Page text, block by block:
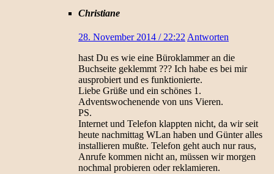
Christiane
28. November 2014 / 22:22 Antworten
hast Du es wie eine Büroklammer an die
Buchseite geklemmt ??? Ich habe es bei mir
ausprobiert und es funktionierte.
Liebe Grüße und ein schönes 1.
Adventswochenende von uns Vieren.
PS.
Internet und Telefon klappten nicht, da wir seit
heute nachmittag WLan haben und Günter alles
installieren mußte. Telefon geht auch nur raus,
Anrufe kommen nicht an, müssen wir morgen
nochmal probieren oder reklamieren.